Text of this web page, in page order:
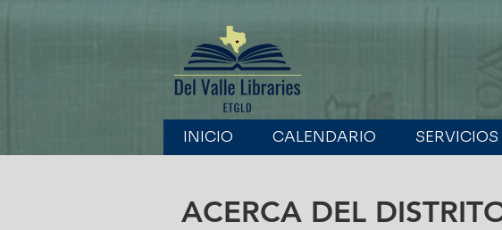
INICIO CALENDARIO SERVICIOS
ACERCA DEL